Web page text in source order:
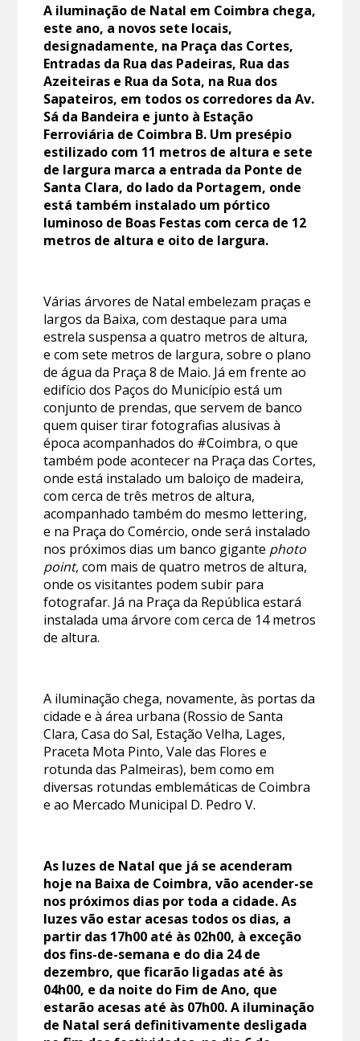
A iluminação de Natal em Coimbra chega,
este ano, a novos sete locais,
designadamente, na Praça das Cortes,
Entradas da Rua das Padeiras, Rua das
Azeiteiras e Rua da Sota, na Rua dos
Sapateiros, em todos os corredores da Av.
Sá da Bandeira e junto à Estação
Ferroviária de Coimbra B. Um presépio
estilizado com 11 metros de altura e sete
de largura marca a entrada da Ponte de
Santa Clara, do lado da Portagem, onde
está também instalado um pórtico
luminoso de Boas Festas com cerca de 12
metros de altura e oito de largura.
Várias árvores de Natal embelezam praças e
largos da Baixa, com destaque para uma
estrela suspensa a quatro metros de altura,
e com sete metros de largura, sobre o plano
de água da Praça 8 de Maio. Já em frente ao
edifício dos Paços do Município está um
conjunto de prendas, que servem de banco
quem quiser tirar fotografias alusivas à
época acompanhados do #Coimbra, o que
também pode acontecer na Praça das Cortes,
onde está instalado um baloiço de madeira,
com cerca de três metros de altura,
acompanhado também do mesmo lettering,
e na Praça do Comércio, onde será instalado
nos próximos dias um banco gigante photo
point, com mais de quatro metros de altura,
onde os visitantes podem subir para
fotografar. Já na Praça da República estará
instalada uma árvore com cerca de 14 metros
de altura.
A iluminação chega, novamente, às portas da
cidade e à área urbana (Rossio de Santa
Clara, Casa do Sal, Estação Velha, Lages,
Praceta Mota Pinto, Vale das Flores e
rotunda das Palmeiras), bem como em
diversas rotundas emblemáticas de Coimbra
e ao Mercado Municipal D. Pedro V.
As luzes de Natal que já se acenderam
hoje na Baixa de Coimbra, vão acender-se
nos próximos dias por toda a cidade. As
luzes vão estar acesas todos os dias, a
partir das 17h00 até às 02h00, à exceção
dos fins-de-semana e do dia 24 de
dezembro, que ficarão ligadas até às
04h00, e da noite do Fim de Ano, que
estarão acesas até às 07h00. A iluminação
de Natal será definitivamente desligada